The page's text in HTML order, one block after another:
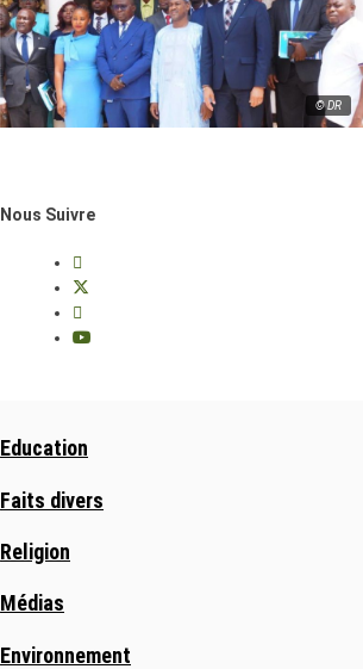
© DR
Nous Suivre
Education
Faits divers
Religion
Médias
Environnement